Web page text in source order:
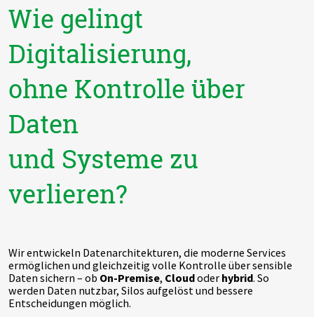
Wie gelingt
Digitalisierung,
ohne Kontrolle über
Daten
und Systeme zu
verlieren?
Wir entwickeln Datenarchitekturen, die moderne Services
ermöglichen und gleichzeitig volle Kontrolle über sensible
Daten sichern – ob On-Premise, Cloudoder hybrid. So
werden Daten nutzbar, Silos aufgelöst und bessere
Entscheidungen möglich.